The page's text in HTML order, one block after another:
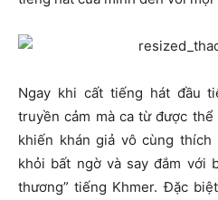
Ngay khi cất tiếng hát đầu
truyền cảm mà ca từ được
khiến khán giả vô cùng thích
khỏi bất ngờ và say đắm với
thương” tiếng Khmer. Đặc